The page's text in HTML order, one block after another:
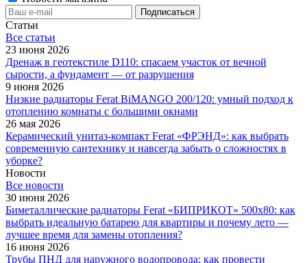
Статьи
Все cтатьи
23 июня 2026
Дренаж в геотекстиле D110: спасаем участок от вечной
сырости, а фундамент — от разрушения
9 июня 2026
Низкие радиаторы Ferat BiMANGO 200/120: умный подход к
отоплению комнаты с большими окнами
26 мая 2026
Керамический унитаз-компакт Ferat «ФРЭНД»: как выбрать
современную сантехнику и навсегда забыть о сложностях в
уборке?
Новости
Все новости
30 июня 2026
Биметаллические радиаторы Ferat «БИПРИКОТ» 500x80: как
выбрать идеальную батарею для квартиры и почему лето —
лучшее время для замены отопления?
16 июня 2026
Трубы ПНД для наружного водопровода: как провести